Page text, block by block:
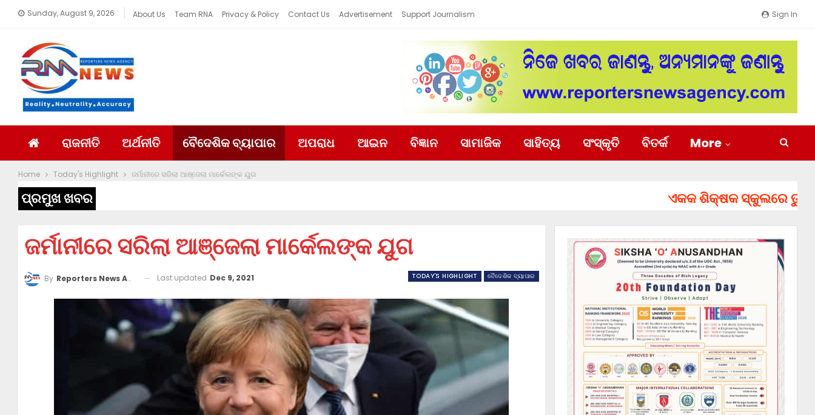
Sign In
Sunday, August 9, 2026 About Us Team RNA Privacy & Policy Contact Us Advertisement Support Journalism
ରାଜନୀତି ଅର୍ଥନୀତି ବୈଦେଶିକ ବ୍ୟାପାର ଅପରାଧ ଆଇନ ବିଜ୍ଞାନ ସାମାଜିକ ସାହିତ୍ୟ ସଂସ୍କୃତି ବିତର୍କ More
Home Today's Highlight ଜର୍ମାନୀରେ ସରିଲା ଆଞ୍ଜେଲା ମାର୍କେଲଙ୍କ ଯୁଗ
ପ୍ରମୁଖ ଖବର ଏକକ ଶିକ୍ଷକ ସ୍କୁଲରେ ତୁରନ୍ତ
ଜର୍ମାନୀରେ ସରିଲା ଆଞ୍ଜେଲା ମାର୍କେଲଙ୍କ ଯୁଗ
TODAY'S HIGHLIGHT ବୈଦେଶିକ ବ୍ୟାପାର
By Reporters News Agency Last updated Dec 9, 2021